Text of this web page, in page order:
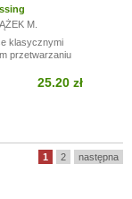
M.
klasycznymi
przetwarzaniu
25.20 zł
1 2 następna